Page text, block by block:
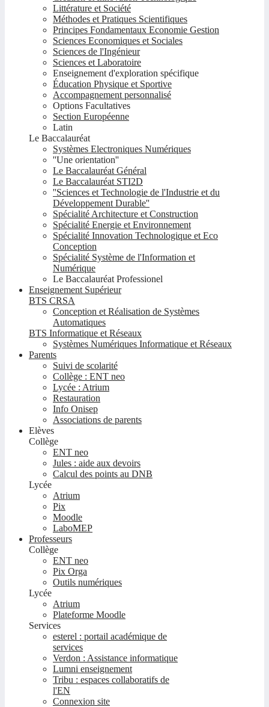
Littérature et Société
Méthodes et Pratiques Scientifiques
Principes Fondamentaux Economie Gestion
Sciences Economiques et Sociales
Sciences de l'Ingénieur
Sciences et Laboratoire
Enseignement d'exploration spécifique
Éducation Physique et Sportive
Accompagnement personnalisé
Options Facultatives
Section Européenne
Latin
Le Baccalauréat
Systèmes Electroniques Numériques
''Une orientation''
Le Baccalauréat Général
Le Baccalauréat STI2D
''Sciences et Technologie de l'Industrie et du
Développement Durable''
Spécialité Architecture et Construction
Spécialité Energie et Environnement
Spécialité Innovation Technologique et Eco
Conception
Spécialité Système de l'Information et
Numérique
Le Baccalauréat Professionel
Enseignement Supérieur
BTS CRSA
Conception et Réalisation de Systèmes
Automatiques
BTS Informatique et Réseaux
Systèmes Numériques Informatique et Réseaux
Parents
Suivi de scolarité
Collège : ENT neo
Lycée : Atrium
Restauration
Info Onisep
Associations de parents
Elèves
Collège
ENT neo
Jules : aide aux devoirs
Calcul des points au DNB
Lycée
Atrium
Pix
Moodle
LaboMEP
Professeurs
Collège
ENT neo
Pix Orga
Outils numériques
Lycée
Atrium
Plateforme Moodle
Services
esterel : portail académique de
services
Verdon : Assistance informatique
Lumni enseignement
Tribu : espaces collaboratifs de
l'EN
Connexion site